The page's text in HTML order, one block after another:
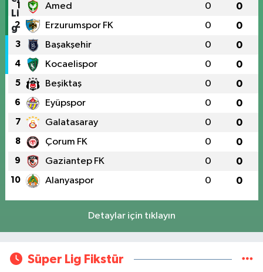
1 Amed 0 0
2 Erzurumspor FK 0 0
3 Başakşehir 0 0
4 Kocaelispor 0 0
5 Beşiktaş 0 0
6 Eyüpspor 0 0
7 Galatasaray 0 0
8 Çorum FK 0 0
9 Gaziantep FK 0 0
10 Alanyaspor 0 0
Detaylar için tıklayın
Süper Lig Fikstür